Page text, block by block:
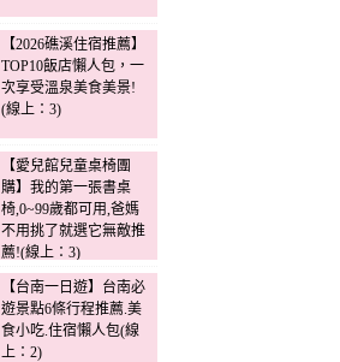
【2026礁溪住宿推薦】
TOP10飯店懶人包，一
次享受溫泉美食美景!
(線上：3)
【愛兒館兒童桌椅團
購】我的第一張書桌
椅,0~99歲都可用,爸媽
不用挑了就選它無敵推
薦!(線上：3)
【台南一日遊】台南必
遊景點6條行程推薦.美
食小吃.住宿懶人包(線
上：2)